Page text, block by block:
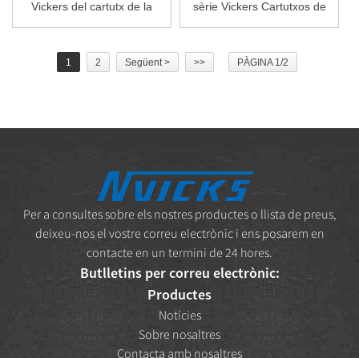
Vickers del cartutx de la
sèrie Vickers Cartutxos de
1 2 Següent > >> PÀGINA 1/2
Per a consultes sobre els nostres productes o llista de preus,
deixeu-nos el vostre correu electrònic i ens posarem en
contacte en un termini de 24 hores.
Butlletins per correu electrònic:
Productes
Notícies
Sobre nosaltres
Contacta amb nosaltres